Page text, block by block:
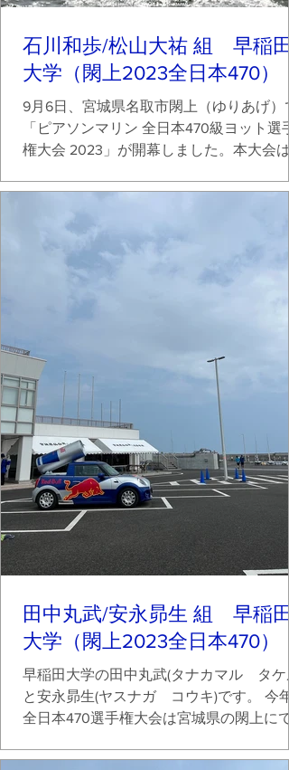
石川和歩/松山大祐 組 早稲田
大学（閖上2023全日本470）
9月6日、宮城県名取市閖上（ゆりあげ）
「ピアソンマリン 全日本470級ヨット選手
権大会 2023」が開幕しました。本大会は
で、東日本大震災後、初めて同地で開催さ
艇。僕達は、前週に愛知県蒲郡で...
田中丸武/安永昴生 組 早稲田
大学（閖上2023全日本470）
早稲田大学の田中丸武(タナカマル タケ
と安永昴生(ヤスナガ コウキ)です。 今年
全日本470選手権大会は宮城県の閖上にて
としている葉山から遠く、直前に全日本個